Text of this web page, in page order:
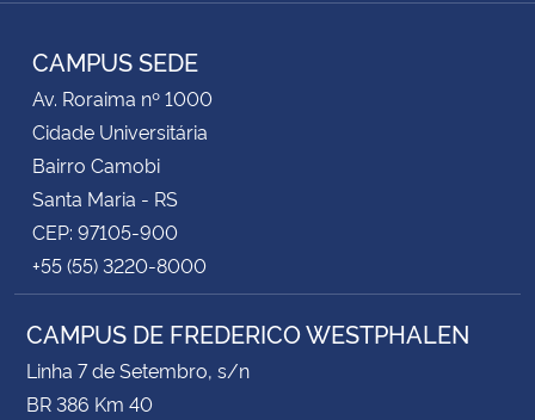
CAMPUS SEDE
Av. Roraima nº 1000
Cidade Universitária
Bairro Camobi
Santa Maria - RS
CEP: 97105-900
+55 (55) 3220-8000
CAMPUS DE FREDERICO WESTPHALEN
Linha 7 de Setembro, s/n
BR 386 Km 40